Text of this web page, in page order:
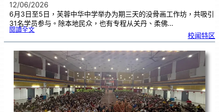
12/06/2026
6月3日至5日，芙蓉中华中学举办为期三天的没骨画工作坊，共吸引
31名学员参与。除本地民众，也有专程从关丹、柔佛…
閱讀全文:没
工
坊
|以
笔
传
承
文
化
，
在
艺
术
中
沉
淀
心
境
校闻特区